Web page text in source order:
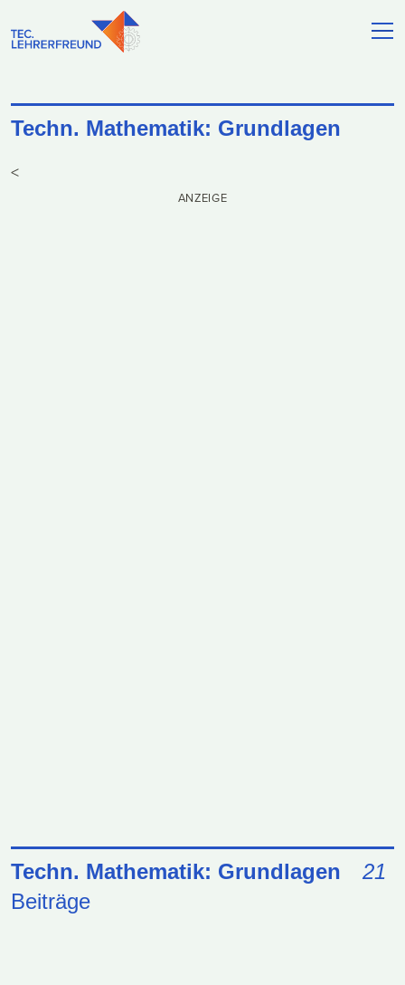
Techn. Mathematik: Grundlagen
<
ANZEIGE
Techn. Mathematik: Grundlagen
21
Beiträge